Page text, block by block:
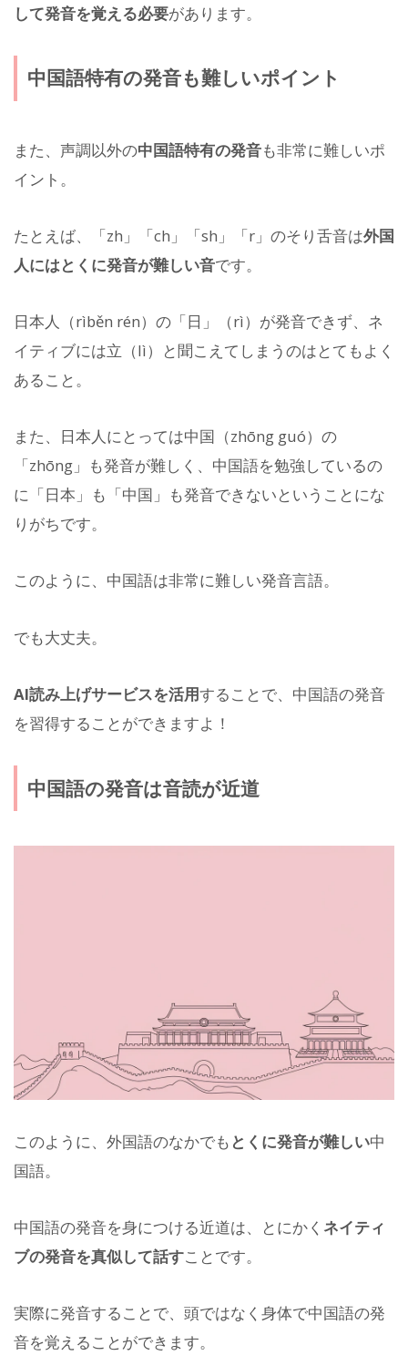
して発音を覚える必要があります。
中国語特有の発音も難しいポイント
また、声調以外の中国語特有の発音も非常に難しいポ
イント。
たとえば、「zh」「ch」「sh」「r」のそり舌音は外国
人にはとくに発音が難しい音です。
日本人（rìběn rén）の「日」（rì）が発音できず、ネ
イティブには立（lì）と聞こえてしまうのはとてもよく
あること。
また、日本人にとっては中国（zhōng guó）の
「zhōng」も発音が難しく、中国語を勉強しているの
に「日本」も「中国」も発音できないということにな
りがちです。
このように、中国語は非常に難しい発音言語。
でも大丈夫。
AI読み上げサービスを活用することで、中国語の発音
を習得することができますよ！
中国語の発音は音読が近道
このように、外国語のなかでも とくに発音が難しい中
国語。
中国語の発音を身につける近道は、とにかく ネイティ
ブの発音を真似して話すことです。
実際に発音することで、頭ではなく身体で中国語の発
音を覚えることができます。